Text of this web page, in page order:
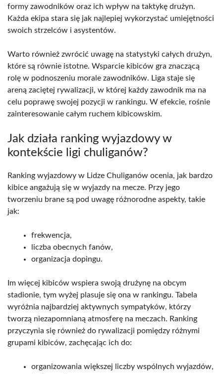
formy zawodników oraz ich wpływ na taktykę drużyn.
Każda ekipa stara się jak najlepiej wykorzystać umiejętności
swoich strzelców i asystentów.
Warto również zwrócić uwagę na statystyki całych drużyn,
które są równie istotne. Wsparcie kibiców gra znaczącą
rolę w podnoszeniu morale zawodników. Liga staje się
areną zaciętej rywalizacji, w której każdy zawodnik ma na
celu poprawę swojej pozycji w rankingu. W efekcie, rośnie
zainteresowanie całym ruchem kibicowskim.
Jak działa ranking wyjazdowy w
kontekście ligi chuliganów?
Ranking wyjazdowy w Lidze Chuliganów ocenia, jak bardzo
kibice angażują się w wyjazdy na mecze. Przy jego
tworzeniu brane są pod uwagę różnorodne aspekty, takie
jak:
frekwencja,
liczba obecnych fanów,
organizacja dopingu.
Im więcej kibiców wspiera swoją drużynę na obcym
stadionie, tym wyżej plasuje się ona w rankingu. Tabela
wyróżnia najbardziej aktywnych sympatyków, którzy
tworzą niezapomnianą atmosferę na meczach. Ranking
przyczynia się również do rywalizacji pomiędzy różnymi
grupami kibiców, zachęcając ich do:
organizowania większej liczby wspólnych wyjazdów,